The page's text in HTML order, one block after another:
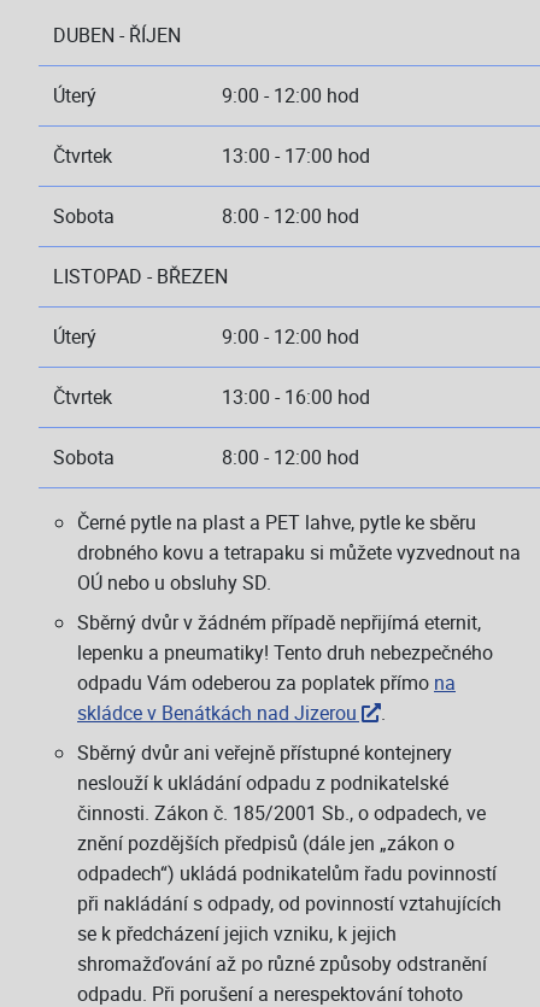
DUBEN - ŘÍJEN
Úterý 9:00 - 12:00 hod
Čtvrtek 13:00 - 17:00 hod
Sobota 8:00 - 12:00 hod
LISTOPAD - BŘEZEN
Úterý 9:00 - 12:00 hod
Čtvrtek 13:00 - 16:00 hod
Sobota 8:00 - 12:00 hod
Černé pytle na plast a PET lahve, pytle ke sběru
drobného kovu a tetrapaku si můžete vyzvednout na
OÚ nebo u obsluhy SD.
Sběrný dvůr v žádném případě nepřijímá eternit,
lepenku a pneumatiky! Tento druh nebezpečného
odpadu Vám odeberou za poplatek přímo na
skládce v Benátkách nad Jizerou
.
Sběrný dvůr ani veřejně přístupné kontejnery
neslouží k ukládání odpadu z podnikatelské
činnosti. Zákon č. 185/2001 Sb., o odpadech, ve
znění pozdějších předpisů (dále jen „zákon o
odpadech“) ukládá podnikatelům řadu povinností
při nakládání s odpady, od povinností vztahujících
se k předcházení jejich vzniku, k jejich
shromažďování až po různé způsoby odstranění
odpadu. Při porušení a nerespektování tohoto